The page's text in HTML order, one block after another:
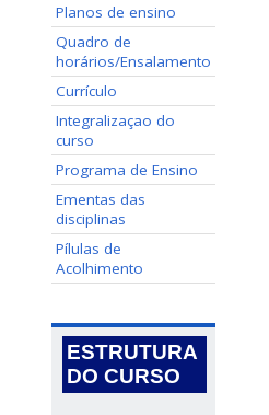
Planos de ensino
Quadro de
horários/Ensalamento
Currículo
Integralizaçao do
curso
Programa de Ensino
Ementas das
disciplinas
Pílulas de
Acolhimento
ESTRUTURA
DO CURSO